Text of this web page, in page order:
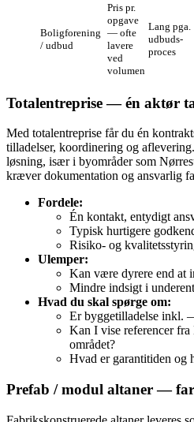
Boligforening
/ udbud
Pris pr.
opgave
— ofte
lavere
ved
volumen
Lang pga.
udbuds­
proces
Totalentreprise — én aktør
Med totalentreprise får du én
tilladelser, koordinering og
løsning, især i byområder som
kræver dokumentation og ansvarlig
Fordele:
Én kontakt, entydigt
Typisk hurtigere
Risiko- og
Ulemper:
Kan være dyrere end at
Mindre indsigt i
Hvad du skal spørge om:
Er byggetilladelse inkl.
Kan I vise referencer
området?
Hvad er garantitiden og
Prefab / modul altaner —